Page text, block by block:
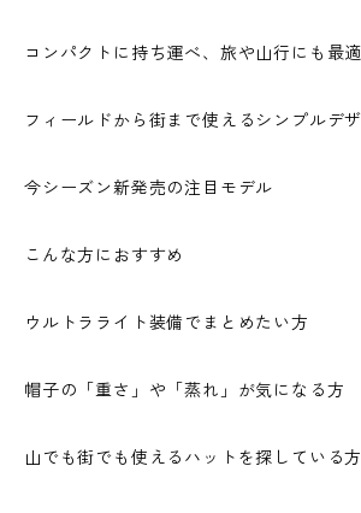
コンパクトに持ち運べ、旅や山行にも最適
フィールドから街まで使えるシンプルデ
今シーズン新発売の注目モデル
こんな方におすすめ
ウルトラライト装備でまとめたい方
帽子の「重さ」や「蒸れ」が気になる方
山でも街でも使えるハットを探している方